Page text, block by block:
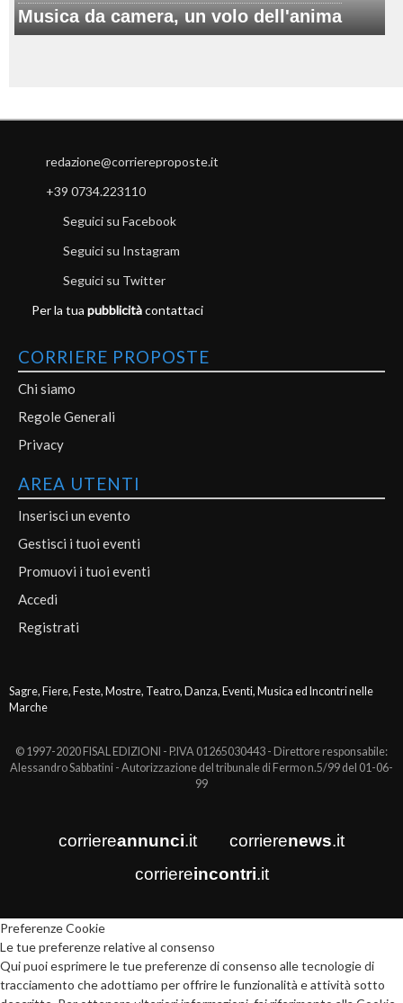
Musica da camera, un volo dell'anima
redazione@corriereproposte.it
+39 0734.223110
Seguici su Facebook
Seguici su Instagram
Seguici su Twitter
Per la tua pubblicitàcontattaci
CORRIERE PROPOSTE
Chi siamo
Regole Generali
Privacy
AREA UTENTI
Inserisci un evento
Gestisci i tuoi eventi
Promuovi i tuoi eventi
Accedi
Registrati
Sagre, Fiere, Feste, Mostre, Teatro, Danza, Eventi, Musica ed Incontri nelle
Marche
© 1997-2020 FISAL EDIZIONI - P.IVA 01265030443 - Direttore responsabile:
Alessandro Sabbatini - Autorizzazione del tribunale di Fermo n.5/99 del 01-06-
99
corriereannunci.it corrierenews.it
corriereincontri.it
Preferenze Cookie
Le tue preferenze relative al consenso
Qui puoi esprimere le tue preferenze di consenso alle tecnologie di
tracciamento che adottiamo per offrire le funzionalità e attività sotto